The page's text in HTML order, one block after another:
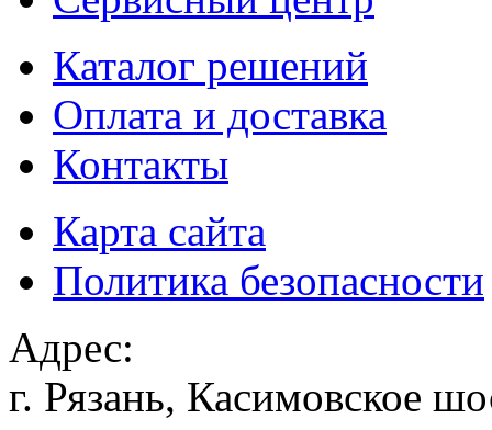
Каталог решений
Оплата и доставка
Контакты
Карта сайта
Политика безопасности
Адрес:
г. Рязань, Касимовское